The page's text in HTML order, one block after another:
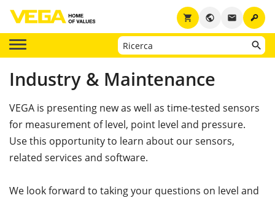
key
email
public
shopping_cart
Industry & Maintenance
VEGA is presenting new as well as time-tested sensors
for measurement of level, point level and pressure.
Use this opportunity to learn about our sensors,
related services and software.
We look forward to taking your questions on level and